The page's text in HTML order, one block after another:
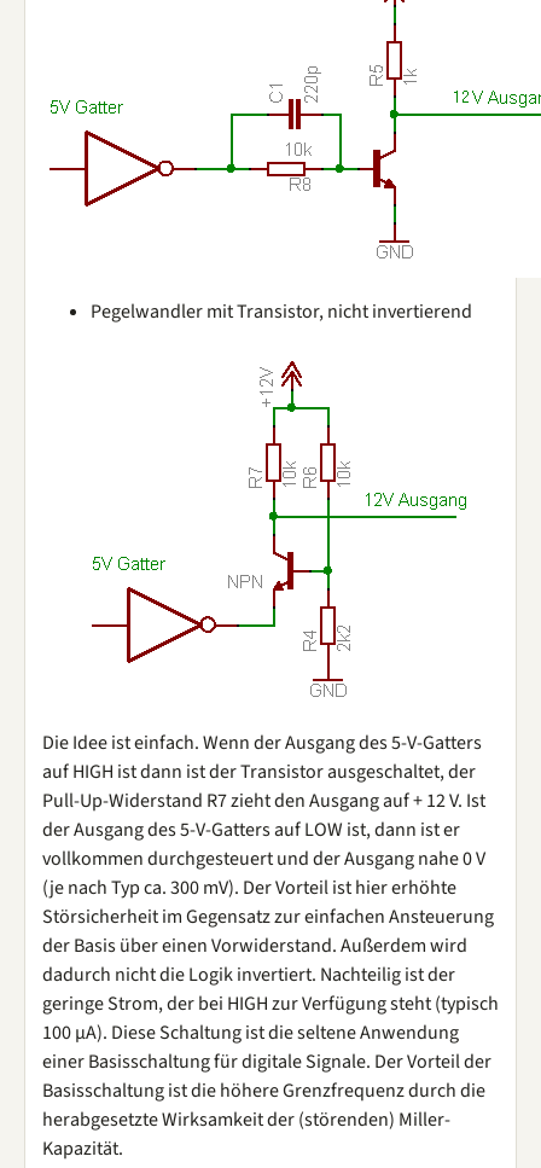
Pegelwandler mit Transistor, nicht invertierend
Die Idee ist einfach. Wenn der Ausgang des 5-V-Gatters
auf HIGH ist dann ist der Transistor ausgeschaltet, der
Pull-Up-Widerstand R7 zieht den Ausgang auf + 12 V. Ist
der Ausgang des 5-V-Gatters auf LOW ist, dann ist er
vollkommen durchgesteuert und der Ausgang nahe 0 V
(je nach Typ ca. 300 mV). Der Vorteil ist hier erhöhte
Störsicherheit im Gegensatz zur einfachen Ansteuerung
der Basis über einen Vorwiderstand. Außerdem wird
dadurch nicht die Logik invertiert. Nachteilig ist der
geringe Strom, der bei HIGH zur Verfügung steht (typisch
100 µA). Diese Schaltung ist die seltene Anwendung
einer Basisschaltung für digitale Signale. Der Vorteil der
Basisschaltung ist die höhere Grenzfrequenz durch die
herabgesetzte Wirksamkeit der (störenden) Miller-
Kapazität.